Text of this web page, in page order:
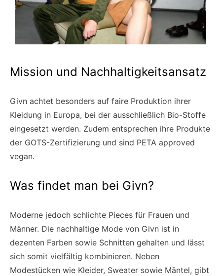
Mission und Nachhaltigkeitsansatz
Givn achtet besonders auf faire Produktion ihrer
Kleidung in Europa, bei der ausschließlich Bio-Stoffe
eingesetzt werden. Zudem entsprechen ihre Produkte
der GOTS-Zertifizierung und sind PETA approved
vegan.
Was findet man bei Givn?
Moderne jedoch schlichte Pieces für Frauen und
Männer. Die nachhaltige Mode von Givn ist in
dezenten Farben sowie Schnitten gehalten und lässt
sich somit vielfältig kombinieren. Neben
Modestücken wie Kleider, Sweater sowie Mäntel, gibt